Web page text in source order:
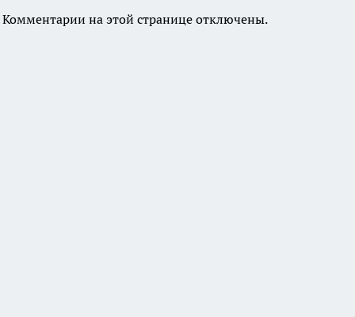
Комментарии на этой странице отключены.